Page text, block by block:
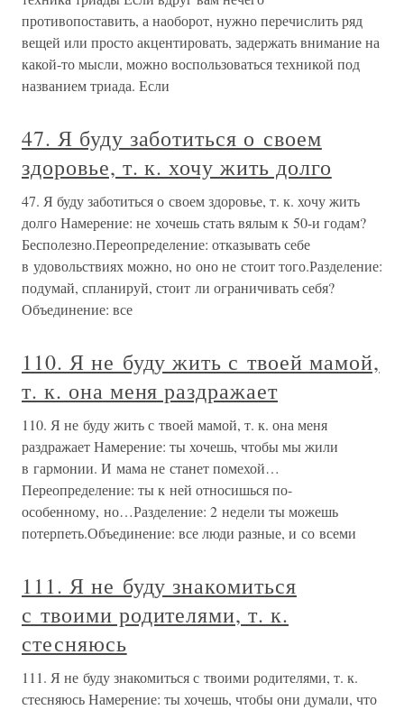
противопоставить, а наоборот, нужно перечислить ряд
вещей или просто акцентировать, задержать внимание на
какой-то мысли, можно воспользоваться техникой под
названием триада. Если
47. Я буду заботиться о своем
здоровье, т. к. хочу жить долго
47. Я буду заботиться о своем здоровье, т. к. хочу жить
долго Намерение: не хочешь стать вялым к 50-и годам?
Бесполезно.Переопределение: отказывать себе
в удовольствиях можно, но оно не стоит того.Разделение:
подумай, спланируй, стоит ли ограничивать себя?
Объединение: все
110. Я не буду жить с твоей мамой,
т. к. она меня раздражает
110. Я не буду жить с твоей мамой, т. к. она меня
раздражает Намерение: ты хочешь, чтобы мы жили
в гармонии. И мама не станет помехой…
Переопределение: ты к ней относишься по-
особенному, но…Разделение: 2 недели ты можешь
потерпеть.Объединение: все люди разные, и со всеми
111. Я не буду знакомиться
с твоими родителями, т. к.
стесняюсь
111. Я не буду знакомиться с твоими родителями, т. к.
стесняюсь Намерение: ты хочешь, чтобы они думали, что